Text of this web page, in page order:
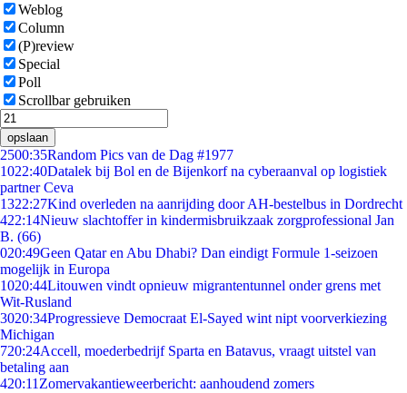
Weblog
Column
(P)review
Special
Poll
Scrollbar gebruiken
opslaan
2500:35Random Pics van de Dag #1977
1022:40Datalek bij Bol en de Bijenkorf na cyberaanval op logistiek
partner Ceva
1322:27Kind overleden na aanrijding door AH-bestelbus in Dordrecht
422:14Nieuw slachtoffer in kindermisbruikzaak zorgprofessional Jan
B. (66)
020:49Geen Qatar en Abu Dhabi? Dan eindigt Formule 1-seizoen
mogelijk in Europa
1020:44Litouwen vindt opnieuw migrantentunnel onder grens met
Wit-Rusland
3020:34Progressieve Democraat El-Sayed wint nipt voorverkiezing
Michigan
720:24Accell, moederbedrijf Sparta en Batavus, vraagt uitstel van
betaling aan
420:11 Zomervakantieweerbericht: aanhoudend zomers